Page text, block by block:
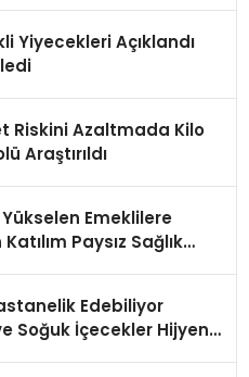
Yiyecekleri Açıklandı
Riskini Azaltmada Kilo
Araştırıldı
Yükselen Emeklilere
Paysız Sağlık
Edebiliyor
Soğuk İçecekler Hijyenik